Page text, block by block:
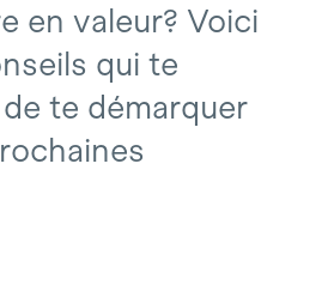
en valeur? Voici
qui te
te démarquer